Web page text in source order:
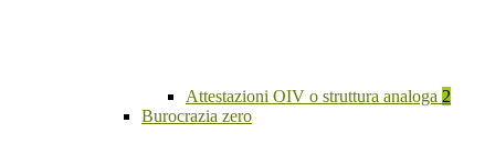
Attestazioni OIV o struttura analoga 2
Burocrazia zero